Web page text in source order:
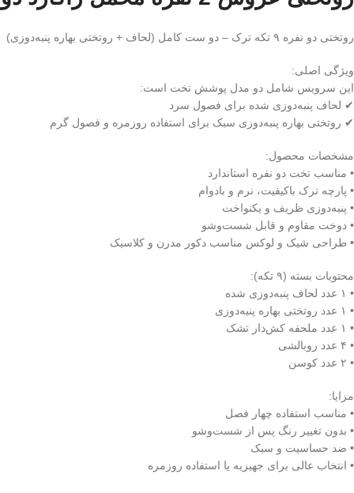
روتختی دو نفره ۹ تکه ترک – دو ست کامل (لحاف + روتختی بهاره پنبه‌دوزی)
ویژگی اصلی:
این سرویس شامل دو مدل پوشش تخت است:
✔ لحاف پنبه‌دوزی شده برای فصول سرد
✔ روتختی بهاره پنبه‌دوزی سبک برای استفاده روزمره و فصول گرم
مشخصات محصول:
• مناسب تخت دو نفره استاندارد
• پارچه ترک باکیفیت، نرم و بادوام
• پنبه‌دوزی ظریف و یکنواخت
• دوخت مقاوم و قابل شست‌وشو
• طراحی شیک و لوکس مناسب دکور مدرن و کلاسیک
محتویات بسته (۹ تکه):
• ۱ عدد لحاف پنبه‌دوزی شده
• ۱ عدد روتختی بهاره پنبه‌دوزی
• ۱ عدد ملحفه کش‌دار تشک
• ۴ عدد روبالشی
• ۲ عدد کوسن
مزایا:
• مناسب استفاده چهار فصل
• بدون تغییر رنگ پس از شست‌وشو
• ضد حساسیت و سبک
• انتخاب عالی برای جهیزیه یا استفاده روزمره